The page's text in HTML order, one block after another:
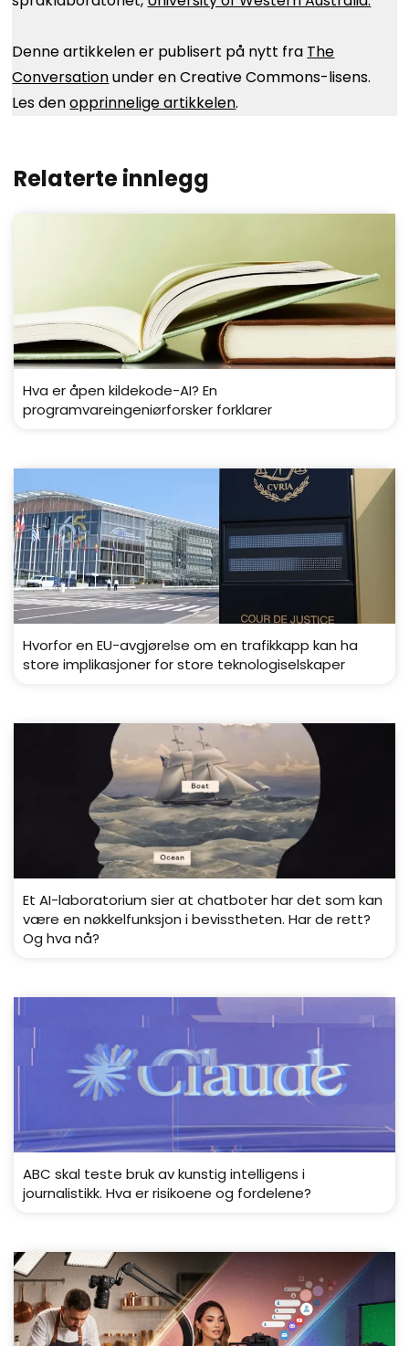
Denne artikkelen er publisert på nytt fra The
Conversationunder en Creative Commons-lisens.
Les denopprinnelige artikkelen.
Relaterte innlegg
Hva er åpen kildekode-AI? En
programvareingeniørforsker forklarer
Hvorfor en EU-avgjørelse om en trafikkapp kan ha
store implikasjoner for store teknologiselskaper
Et AI-laboratorium sier at chatboter har det som kan
være en nøkkelfunksjon i bevisstheten. Har de rett?
Og hva nå?
ABC skal teste bruk av kunstig intelligens i
journalistikk. Hva er risikoene og fordelene?